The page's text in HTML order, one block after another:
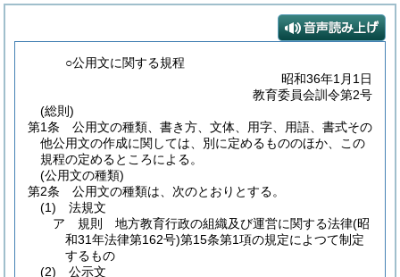
○公用文に関する規程
昭和36年1月1日
教育委員会訓令第2号
(総則)
第1条
公用文の種類、書き方、文体、用字、用語、書式その
他公用文の作成に関しては、別に定めるもののほか、この
規程の定めるところによる。
(公用文の種類)
第2条
公用文の種類は、次のとおりとする。
(1)
法規文
ア
規則 地方教育行政の組織及び運営に関する法律(昭
和31年法律第162号)第15条第1項の規定によつて制定
するもの
(2)
公示文